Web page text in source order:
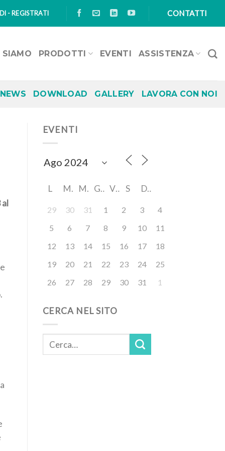
- REGISTRATI CONTATTI
SIAMO PRODOTTI EVENTI ASSISTENZA
NEWS DOWNLOAD GALLERY LAVORA CON NOI
EVENTI
L M M G V S D
29 30 31 1 2 3
4
5
6 7 8 9 10
11
12
13 14 15 16 17
18
19
20 21 22 23 24
25
26
27 28 29 30 31 1
CERCA NEL SITO